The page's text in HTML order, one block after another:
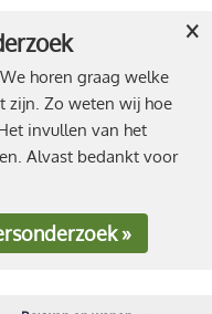
horen graag welke
zijn. Zo weten wij hoe
invullen van het
Alvast bedankt voor
»
×